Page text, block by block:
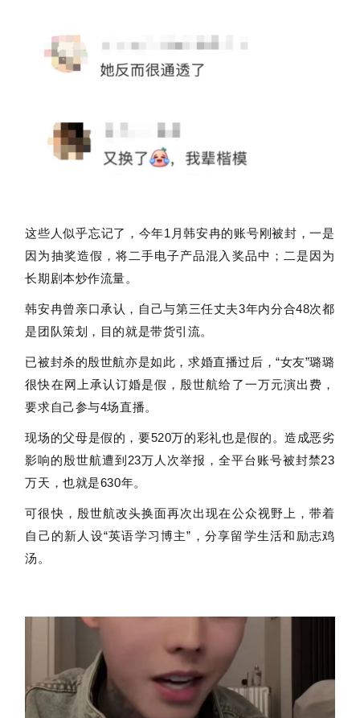
这些人似乎忘记了，今年1月韩安冉的账号刚被封，一是
因为抽奖造假，将二手电子产品混入奖品中；二是因为
长期剧本炒作流量。
韩安冉曾亲口承认，自己与第三任丈夫3年内分合48次都
是团队策划，目的就是带货引流。
已被封杀的殷世航亦是如此，求婚直播过后，“女友”璐璐
很快在网上承认订婚是假，殷世航给了一万元演出费，
要求自己参与4场直播。
现场的父母是假的，要520万的彩礼也是假的。造成恶劣
影响的殷世航遭到23万人次举报，全平台账号被封禁23
万天，也就是630年。
可很快，殷世航改头换面再次出现在公众视野上，带着
自己的新人设“英语学习博主”，分享留学生活和励志鸡
汤。